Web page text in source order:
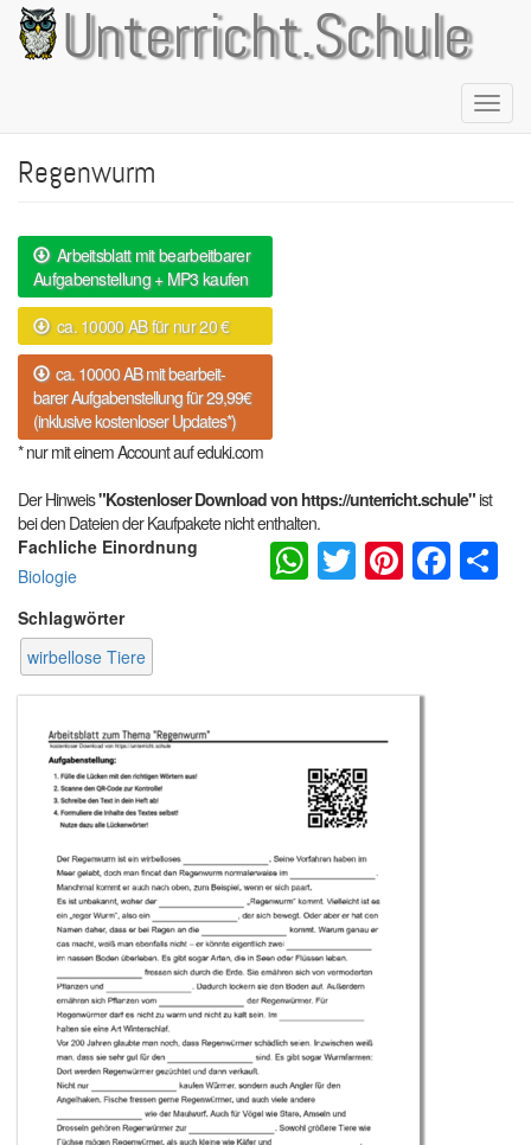
Direkt
zum
Inhalt
Unterricht.Schule
Regenwurm
Arbeitsblatt mit bearbeitbarer
Aufgabenstellung + MP3 kaufen
ca. 10000 AB für nur 20 €
ca. 10000 AB mit bearbeit-
barer Aufgabenstellung für 29,99€
(inklusive kostenloser Updates*)
* nur mit einem Account auf eduki.com
Der Hinweis"Kostenloser Download von https://unterricht.schule"ist
bei den Dateien der Kaufpakete nicht enthalten.
Fachliche Einordnung
Biologie
Schlagwörter
wirbellose Tiere
WhatsApp
Twitter